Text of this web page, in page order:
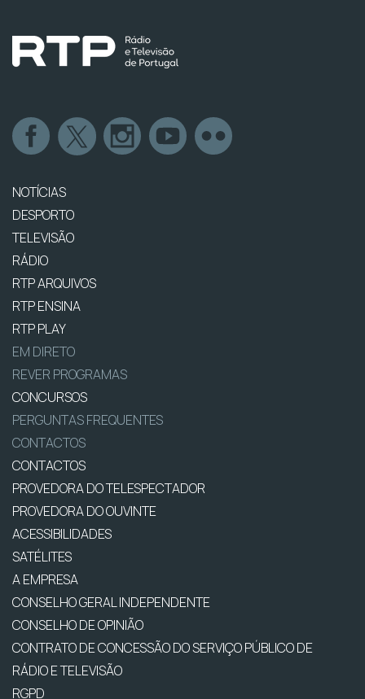
NOTÍCIAS
DESPORTO
TELEVISÃO
RÁDIO
RTP ARQUIVOS
RTP ENSINA
RTP PLAY
EM DIRETO
REVER PROGRAMAS
CONCURSOS
PERGUNTAS FREQUENTES
CONTACTOS
CONTACTOS
PROVEDORA DO TELESPECTADOR
PROVEDORA DO OUVINTE
ACESSIBILIDADES
SATÉLITES
A EMPRESA
CONSELHO GERAL INDEPENDENTE
CONSELHO DE OPINIÃO
CONTRATO DE CONCESSÃO DO SERVIÇO PÚBLICO DE
RÁDIO E TELEVISÃO
RGPD